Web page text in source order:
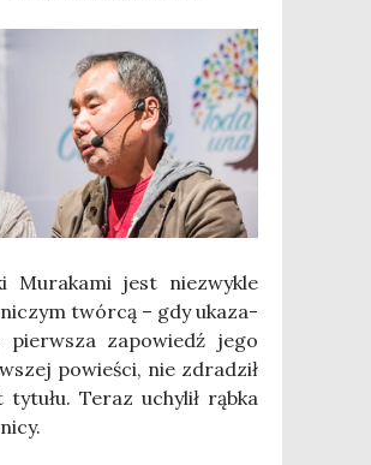
Mura­ka­mi jest nie­zwy­kle
twór­cą – gdy uka­za­
pierw­sza zapo­wiedź jego
powie­ści, nie zdra­dził
tytu­łu. Teraz uchy­lił rąb­ka